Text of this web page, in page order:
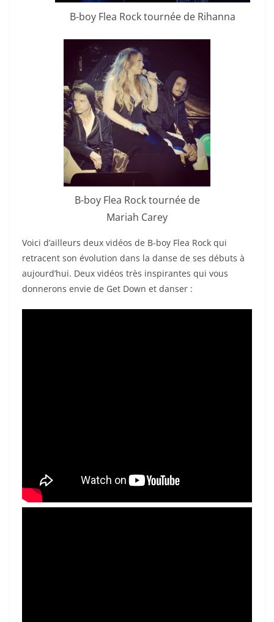
B-boy Flea Rock tournée de Rihanna
B-boy Flea Rock tournée de
Mariah Carey
Voici d’ailleurs deux vidéos de B-boy Flea Rock qui
retracent son évolution dans la danse de ses débuts à
aujourd’hui. Deux vidéos très inspirantes qui vous
donnerons envie de Get Down et danser :